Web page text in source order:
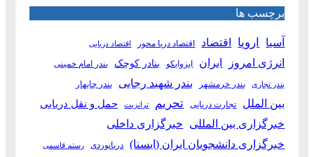
برچسب ها
آسیا اروپا اقتصاد اقتصاد دریا محور اقتصاد دریایی
انرژی امروز ایران ایزوایکو بنادر کوچک بندر امام خمینی
بندر تجاری بندر خرمشهر بندر شهید رجایی بندر چابهار
بین الملل تجارت دریایی تحریم ترانزیت حمل و نقل دریایی
خبرگزاری بین المللی خبرگزاری داخلی
خبرگزاری دانشجویان ایران (ایسنا)
دریانوردی رستم قاسمی